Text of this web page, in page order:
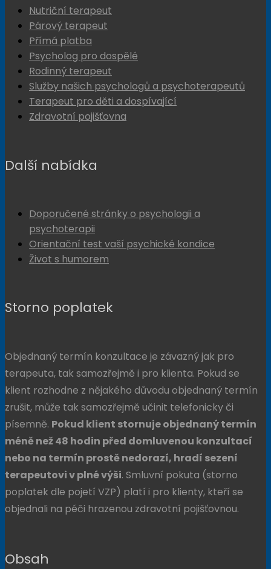
Nutriční terapeut
Párový terapeut
Přímá platba
Psycholog pro dospělé
Rodinný terapeut
Služby našich psychologů a psychoterapeutů
Terapeut pro děti a dospívající
Zdravotní pojišťovna
Další nabídka
Doporučené stránky o psychologii a
psychoterapii
Orientační test vaší psychické kondice
Život s humorem
Storno poplatek
Objednaný termín konzultace je závazný jak pro
terapeuta, tak samozřejmě i pro klienta. Pokud se
klient rozhodne z nějakého důvodu objednaný termín
zrušit, může tak samozřejmě učinit telefonicky či
písemně. Pokud klient stornuje objednaný termín
méně než 48 hodin před domluvenou konzultací
nebo na termín prostě nedorazí, hradí sezení
terapeutovi v plné výši. Smluvní pokuta (storno
poplatek dle pojetí VZP) platí i pro klienty, kteří se
objednali na péči hrazenou zdravotní pojišťovnou.
Obsah